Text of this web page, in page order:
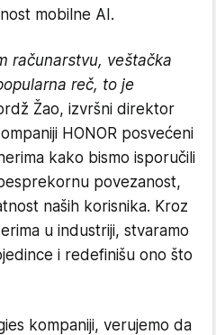
mobilne AI.
računarstvu, veštačka
reč, to je
Žao, izvršni direktor
HONOR posvećeni
kako bismo isporučili
povezanost,
naših korisnika. Kroz
u industriji, stvaramo
i redefinišu ono što
kompaniji, verujemo da